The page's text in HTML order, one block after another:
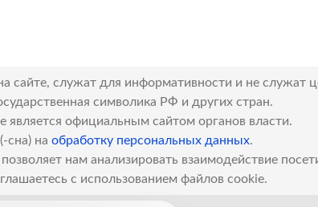
сайте, служат для информативности и не служат
символика РФ и других стран.
официальным сайтом органов власти.
сна) на обработку персональных данных.
нам анализировать взаимодействие
с использованием файлов cookie.